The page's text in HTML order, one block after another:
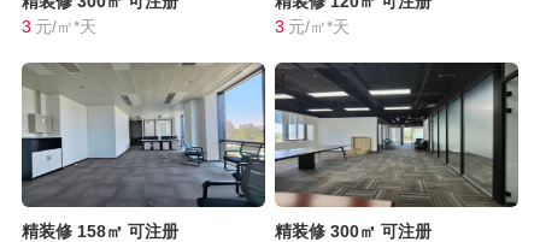
3 元/㎡*天
3 元/㎡*天
精装修 158㎡ 可注册
精装修 300㎡ 可注册